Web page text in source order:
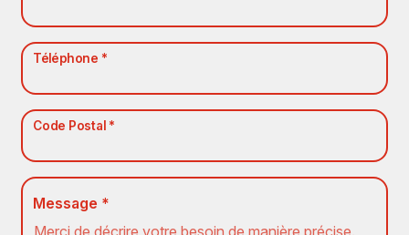
Téléphone *
Code Postal *
Message *